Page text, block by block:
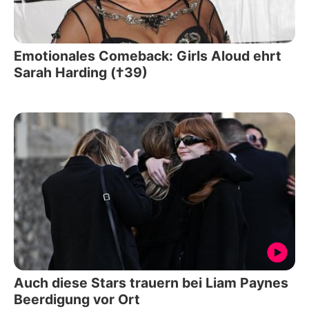
Emotionales Comeback: Girls Aloud ehrt
Sarah Harding (†39)
Auch diese Stars trauern bei Liam Paynes
Beerdigung vor Ort